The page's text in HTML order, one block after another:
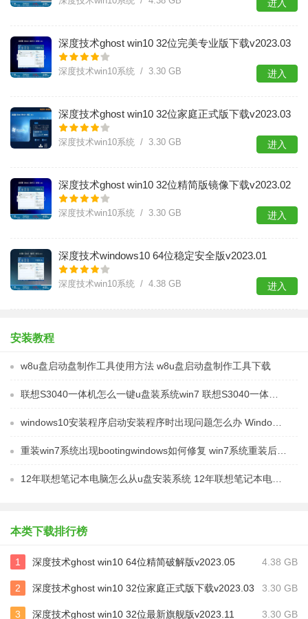
进入
深度技术ghost win10 32位完美专业版下载v2023.03
深度技术win10系统 / 3.30 GB 进入
深度技术ghost win10 32位家庭正式版下载v2023.03
深度技术win10系统 / 3.30 GB 进入
​深度技术ghost win10 32位精简版镜像下载v2023.02
深度技术win10系统 / 3.30 GB 进入
深度技术windows10 64位稳定安全版v2023.01
深度技术win10系统 / 4.38 GB 进入
安装教程
w8u盘启动盘制作工具使用方法 w8u盘启动盘制作工具下载
本类下载排行榜
1 深度技术ghost win10 64位精简破解版v2023.05 4.38 GB
2 深度技术ghost win10 32位家庭正式版下载v2023.03 3.30 GB
3 深度技术ghost win10 32位最新旗舰版v2023.11 3.30 GB